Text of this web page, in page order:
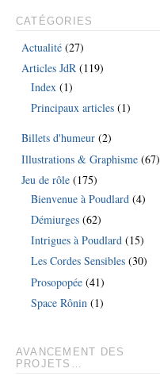
CATÉGORIES
Actualité (27)
Articles JdR (119)
Index (1)
Principaux articles (1)
Billets d'humeur (2)
Illustrations & Graphisme (67)
Jeu de rôle (175)
Bienvenue à Poudlard (4)
Démiurges (62)
Intrigues à Poudlard (15)
Les Cordes Sensibles (30)
Prosopopée (41)
Space Rônin (1)
AVANCEMENT DES
PROJETS…